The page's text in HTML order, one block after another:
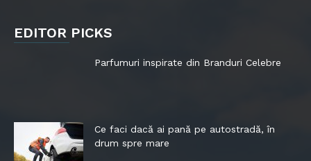
EDITOR PICKS
Parfumuri inspirate din Branduri Celebre
Ce faci dacă ai pană pe autostradă, în
drum spre mare